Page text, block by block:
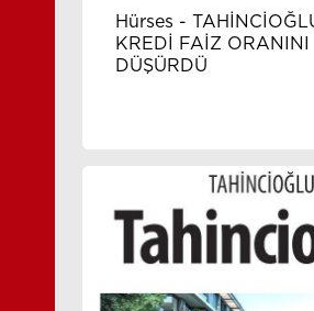
Hürses -
KREDİ FAİZ
DÜŞÜRDÜ